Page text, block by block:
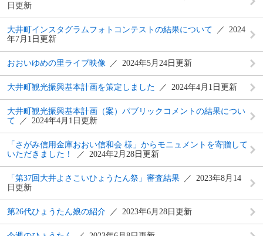
日更新
大井町インスタグラムフォトコンテストの結果について
2024
年7月1日更新
おおいゆめの里ライブ映像 2024年5月24日更新
大井町観光振興基本計画を策定しました 2024年4月1日更新
大井町観光振興基本計画（案）パブリックコメントの結果につい
て
2024年4月1日更新
「さがみ信用金庫おおい信和会 様」からモニュメントを寄贈して
いただきました！
2024年2月28日更新
「第37回大井よさこいひょうたん祭」審査結果
2023年8月14
日更新
第26代ひょうたん娘の紹介 2023年6月28日更新